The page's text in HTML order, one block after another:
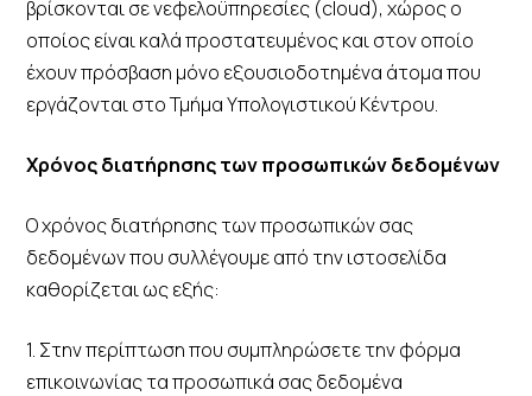
βρίσκονται σε νεφελοϋπηρεσίες (cloud), χώρος ο
οποίος είναι καλά προστατευμένος και στον οποίο
έχουν πρόσβαση μόνο εξουσιοδοτημένα άτομα που
εργάζονται στο Τμήμα Υπολογιστικού Κέντρου.
Χρόνος διατήρησης των προσωπικών δεδομένων
Ο χρόνος διατήρησης των προσωπικών σας
δεδομένων που συλλέγουμε από την ιστοσελίδα
καθορίζεται ως εξής:
1. Στην περίπτωση που συμπληρώσετε την φόρμα
επικοινωνίας τα προσωπικά σας δεδομένα